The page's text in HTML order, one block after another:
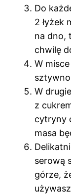
Do
2 łyżek
na dno,
chwilę
W
W
z
cytryny
masa
serową
górze,